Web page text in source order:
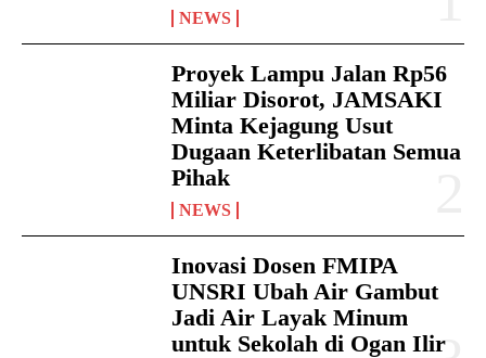
NEWS
Proyek Lampu Jalan Rp56
Miliar Disorot, JAMSAKI
Minta Kejagung Usut
Dugaan Keterlibatan Semua
Pihak
NEWS
Inovasi Dosen FMIPA
UNSRI Ubah Air Gambut
Jadi Air Layak Minum
untuk Sekolah di Ogan Ilir